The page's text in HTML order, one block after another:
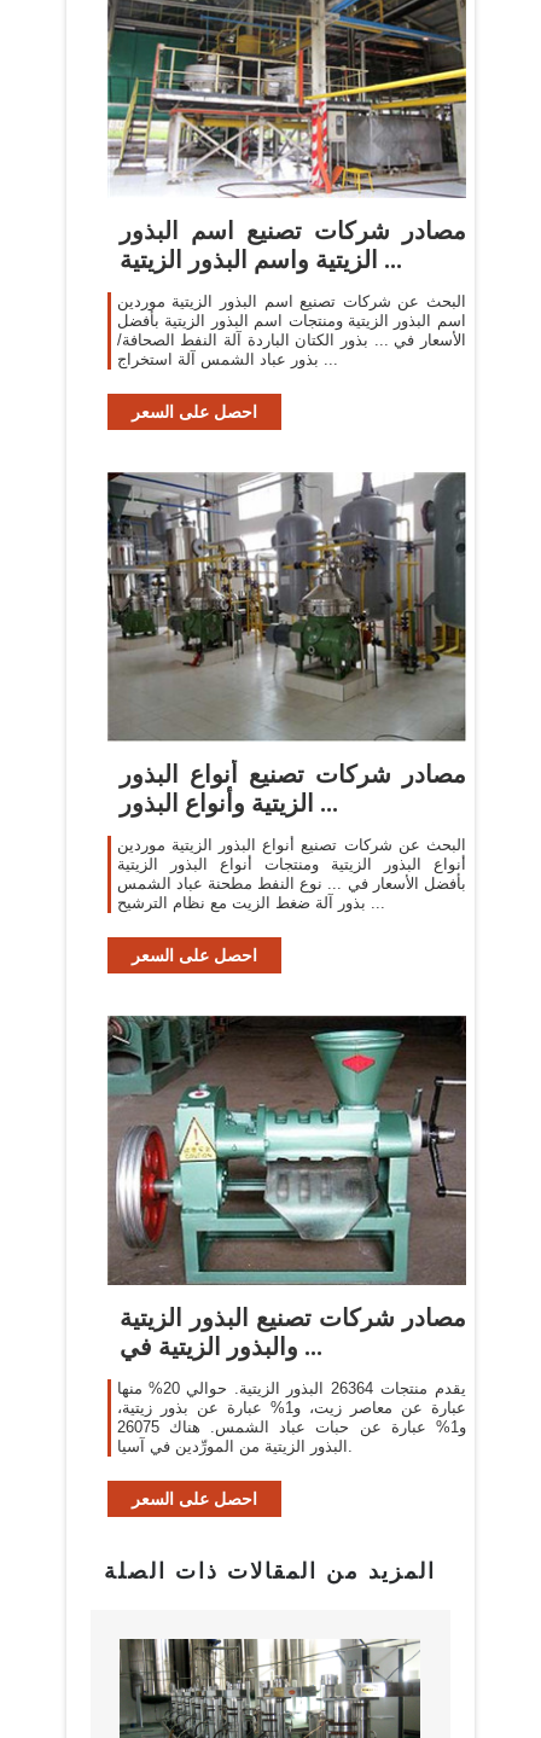
مصادر شركات تصنيع اسم البذور
الزيتية واسم البذور الزيتية ...
البحث عن شركات تصنيع اسم البذور الزيتية موردين
اسم البذور الزيتية ومنتجات اسم البذور الزيتية بأفضل
الأسعار في ... بذور الكتان الباردة آلة النفط الصحافة/
بذور عباد الشمس آلة استخراج ...
احصل على السعر
مصادر شركات تصنيع أنواع البذور
الزيتية وأنواع البذور ...
البحث عن شركات تصنيع أنواع البذور الزيتية موردين
أنواع البذور الزيتية ومنتجات أنواع البذور الزيتية
بأفضل الأسعار في ... نوع النفط مطحنة عباد الشمس
بذور آلة ضغط الزيت مع نظام الترشيح ...
احصل على السعر
مصادر شركات تصنيع البذور الزيتية
والبذور الزيتية في ...
يقدم منتجات 26364 البذور الزيتية. حوالي 20% منها
عبارة عن معاصر زيت، و1% عبارة عن بذور زيتية،
و1% عبارة عن حبات عباد الشمس. هناك 26075
البذور الزيتية من المورِّدين في آسيا.
احصل على السعر
المزيد من المقالات ذات الصلة